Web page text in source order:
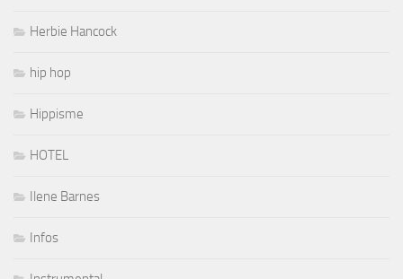
Herbie Hancock
hip hop
Hippisme
HOTEL
Ilene Barnes
Infos